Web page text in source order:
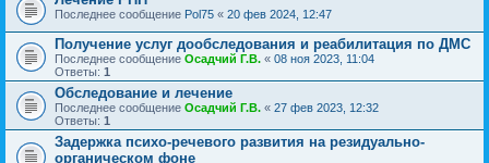
Последнее сообщение Pol75 « 20 фев 2024, 12:47
Получение услуг дообследования и реабилитация по ДМС
Последнее сообщение Осадчий Г.В. « 08 ноя 2023, 11:04
Ответы: 1
Обследование и лечение
Последнее сообщение Осадчий Г.В. « 27 фев 2023, 12:32
Ответы: 1
Задержка психо-речевого развития на резидуально-
органическом фоне